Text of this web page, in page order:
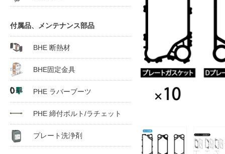
付属品、メンテナンス部品
BHE 断熱材
BHE固定金具
PHE ラバーブーツ
PHE 締付ボルト/ラチェット
プレート洗浄剤